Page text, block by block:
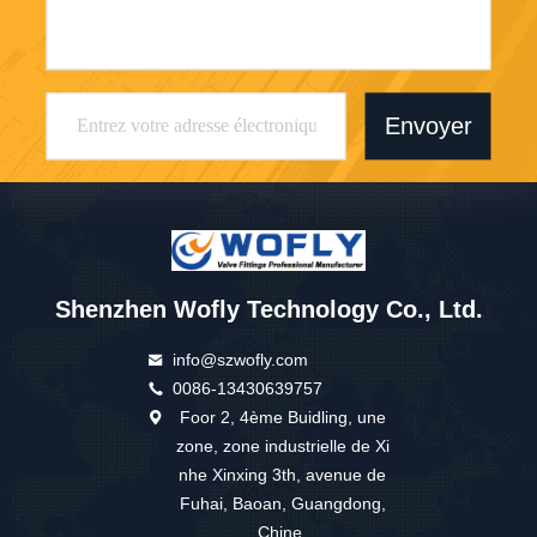
Envoyer
Shenzhen Wofly Technology Co., Ltd.
info@szwofly.com
0086-13430639757
Foor 2, 4ème Buidling, une
zone, zone industrielle de Xi
nhe Xinxing 3th, avenue de
Fuhai, Baoan, Guangdong,
Chine.